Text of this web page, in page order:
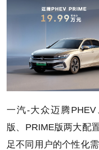
一汽-大众迈腾
版、PRIME版两大配
足不同用户的个性化